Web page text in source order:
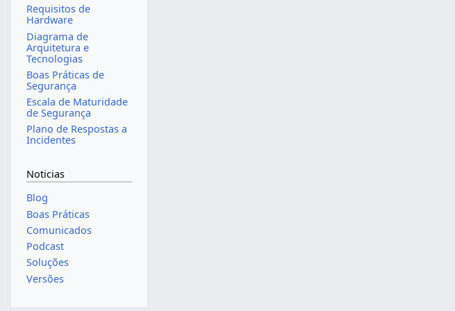
Requisitos de
Hardware
Diagrama de
Arquitetura e
Tecnologias
Boas Práticas de
Segurança
Escala de Maturidade
de Segurança
Plano de Respostas a
Incidentes
Noticias
Blog
Boas Práticas
Comunicados
Podcast
Soluções
Versões